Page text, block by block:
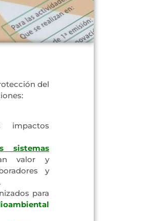
del
sistemas
valor y
y
para